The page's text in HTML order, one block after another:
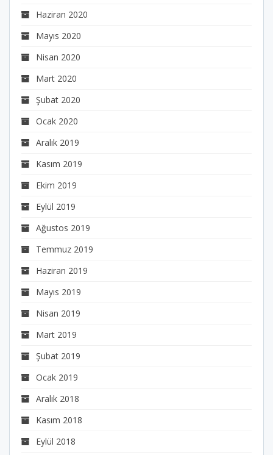
Haziran 2020
Mayıs 2020
Nisan 2020
Mart 2020
Şubat 2020
Ocak 2020
Aralık 2019
Kasım 2019
Ekim 2019
Eylül 2019
Ağustos 2019
Temmuz 2019
Haziran 2019
Mayıs 2019
Nisan 2019
Mart 2019
Şubat 2019
Ocak 2019
Aralık 2018
Kasım 2018
Eylül 2018